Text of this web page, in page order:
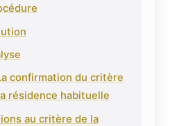
confirmation du critère
résidence habituelle
au critère de la